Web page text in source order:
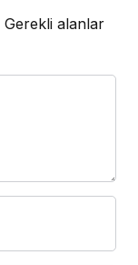
Gerekli alanlar